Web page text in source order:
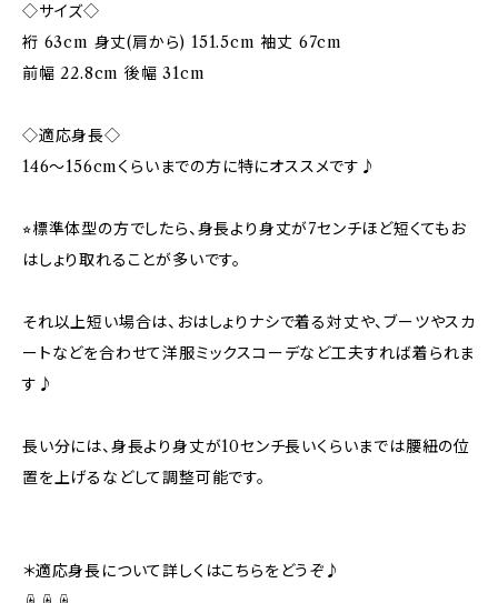
◇サイズ◇
裄 63cm 身丈(肩から) 151.5cm 袖丈 67cm
前幅 22.8cm 後幅 31cm
◇適応身長◇
146～156cmくらいまでの方に特にオススメです♪
⭐︎標準体型の方でしたら、身長より身丈が7センチほど短くてもお
はしょり取れることが多いです。
それ以上短い場合は、おはしょりナシで着る対丈や、ブーツやスカ
ートなどを合わせて洋服ミックスコーデなど工夫すれば着られま
す♪
長い分には、身長より身丈が10センチ長いくらいまでは腰紐の位
置を上げるなどして調整可能です。
＊適応身長について詳しくはこちらをどうぞ♪